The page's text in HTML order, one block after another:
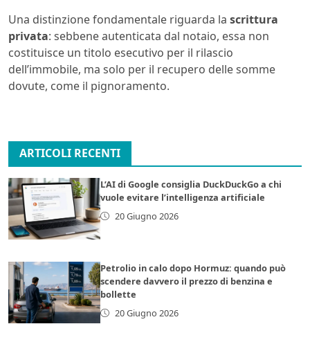
Una distinzione fondamentale riguarda la scrittura
privata: sebbene autenticata dal notaio, essa non
costituisce un titolo esecutivo per il rilascio
dell’immobile, ma solo per il recupero delle somme
dovute, come il pignoramento.
ARTICOLI RECENTI
L’AI di Google consiglia DuckDuckGo a chi
vuole evitare l’intelligenza artificiale
20 Giugno 2026
Petrolio in calo dopo Hormuz: quando può
scendere davvero il prezzo di benzina e
bollette
20 Giugno 2026